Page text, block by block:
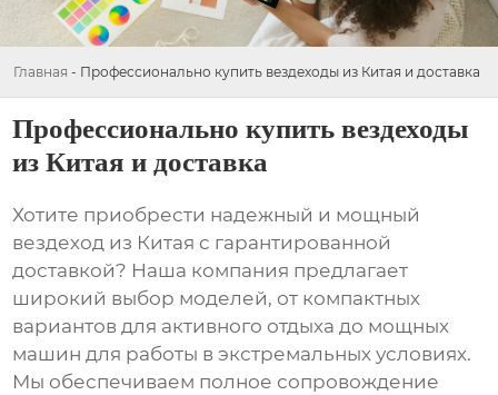
Главная - Профессионально купить вездеходы из Китая и доставка
Профессионально купить вездеходы
из Китая и доставка
Хотите приобрести надежный и мощный
вездеход из Китая с гарантированной
доставкой? Наша компания предлагает
широкий выбор моделей, от компактных
вариантов для активного отдыха до мощных
машин для работы в экстремальных условиях.
Мы обеспечиваем полное сопровождение